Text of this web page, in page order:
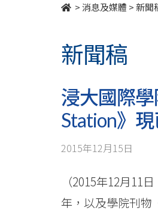
Invisible》
>消息及媒體 >新聞
新聞稿
浸大國際
Station》
2015年12月15日
（2015年12月11
年，以及學院刊物